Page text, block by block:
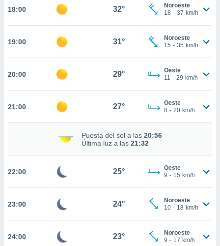
sitio
que
sean
para
ni para
no
web a
18:00 32°
Noroeste
18 - 37 km/h
19:00 31°
Noroeste
15 - 35 km/h
20:00 29°
Oeste
11 - 29 km/h
21:00 27°
Oeste
8 - 20 km/h
Puesta del sol a las 20:56
Última luz a las 21:32
22:00 25°
Oeste
9 - 15 km/h
23:00 24°
Noroeste
10 - 18 km/h
24:00 23°
Noroeste
9 - 17 km/h